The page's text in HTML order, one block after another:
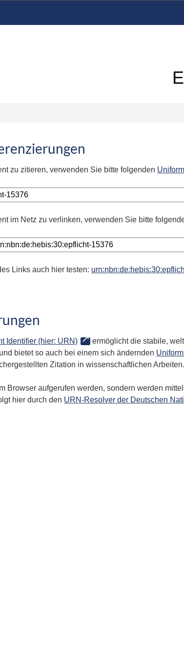
zu zitieren, verwenden Sie bitte folgenden
im Netz zu verlinken, verwenden Sie bitte
Links auch hier testen:
Identifier (hier: URN)
ermöglicht die stabile,
bietet so auch bei einem sich ändernden
Zitation in wissenschaftlichen Arbeiten.
Browser aufgerufen werden, sondern werden
hier durch den URN-Resolver der Deutschen